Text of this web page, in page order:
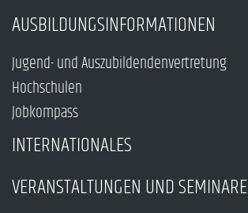
AUSBILDUNGSINFORMATIONEN
Jugend- und Auszubildendenvertretung
Hochschulen
Jobkompass
INTERNATIONALES
VERANSTALTUNGEN UND SEMINARE